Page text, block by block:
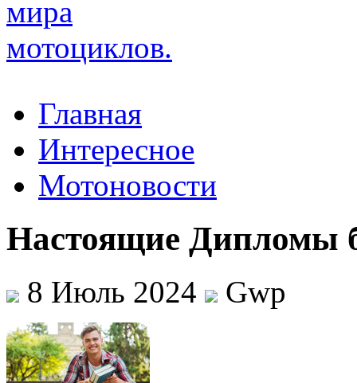
Главная
Интересное
Мотоновости
Настоящие Дипломы
8 Июль 2024 Gwp